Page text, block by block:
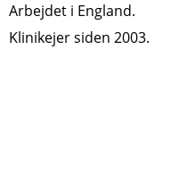
Arbejdet i England.
Klinikejer siden 2003.